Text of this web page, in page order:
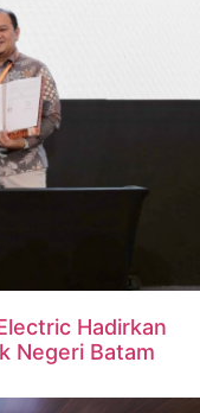
Hadirkan
Negeri Batam